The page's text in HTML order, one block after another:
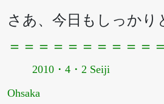
さあ、今日もしっかり
＝＝＝＝＝＝＝＝＝＝
2010・4・2 Seiji
Ohsaka